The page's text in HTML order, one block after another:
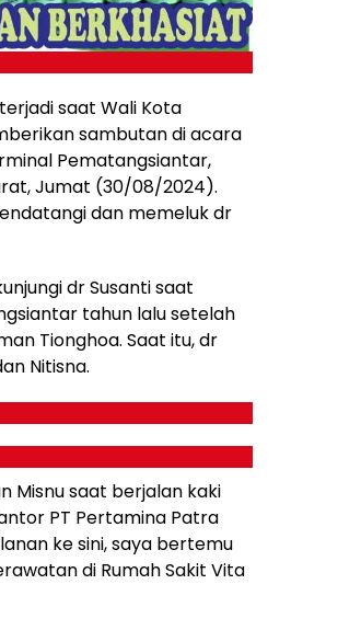
saat Wali Kota
sambutan di acara
Pematangsiantar,
Jumat (30/08/2024).
dan memeluk dr
dr Susanti saat
tahun lalu setelah
Tionghoa. Saat itu, dr
Nitisna.
Misnu saat berjalan kaki
PT Pertamina Patra
ke sini, saya bertemu
di Rumah Sakit Vita